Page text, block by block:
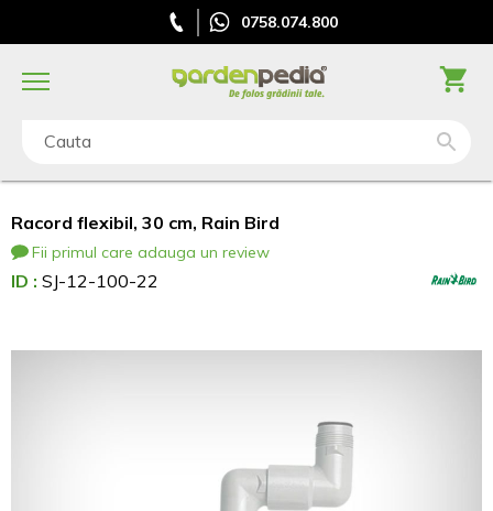
0758.074.800
Cauta
Racord flexibil, 30 cm, Rain Bird
Fii primul care adauga un review
ID : SJ-12-100-22